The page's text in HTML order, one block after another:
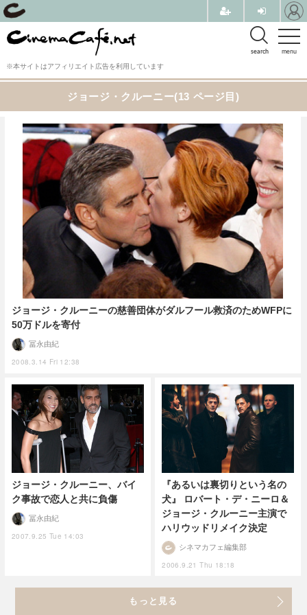
menu
search
※本サイトはアフィリエイト広告を利用しています
ジョージ・クルーニー(13 ページ目)
ジョージ・クルーニーの慈善団体がダルフール救済のためWFPに
50万ドルを寄付
2008.3.14 Fri 12:38
冨永由紀
ジョージ・クルーニー、バイ
ク事故で恋人と共に負傷
2007.9.25 Tue 14:03
冨永由紀
『あるいは裏切りという名の
犬』 ロバート・デ・ニーロ＆
ジョージ・クルーニー主演で
ハリウッドリメイク決定
2006.9.21 Thu 18:18
シネマカフェ編集部
もっと見る